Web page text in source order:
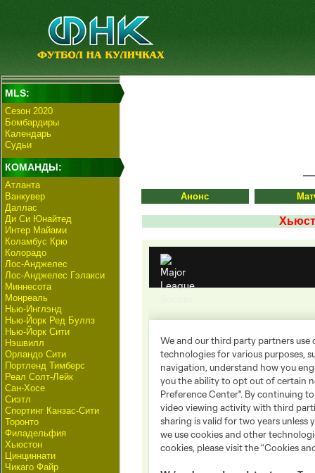
MLS:
Сезон 2020
Бомбардиры
Календарь
Судьи
КОМАНДЫ:
Атланта
Ванкувер
Даллас
Ди Си Юнайтед
Интер Майами
Коламбус Крю
Колорадо
Лос-Анджелес
Лос-Анджелес Гэлакси
Миннесота
Монреаль
Нью-Инглэнд
Нью-Йорк Ред Буллз
Нью-Йорк Сити
Нэшвилл
Орландо Сити
Портленд Тимберс
Реал Солт-Лейк
Сан-Хосе
Сиэтл
Спортинг Канзас-Сити
Торонто
Филадельфия
Хьюстон
Цинциннати
Чикаго Файр
Анонс